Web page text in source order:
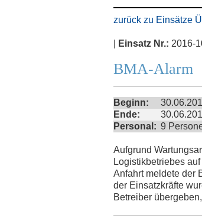
zurück zu Einsätze
Einsatz Nr.: 2016-
BMA-Alarm
Beginn:
Ende:
Personal: 9
Aufgrund
Logistikbetriebes
Anfahrt meldete der
der Einsatzkräfte
Betreiber